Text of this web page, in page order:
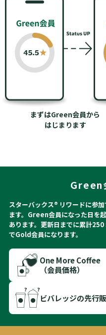
まずはGreen会員から
はじまります
Green
スターバックス® リワードに参
ます。Green会員になった日を
あります。更新日までに累計
でGold会員になります。
One More Coffee
（会員価格）
ビバレッジの先行